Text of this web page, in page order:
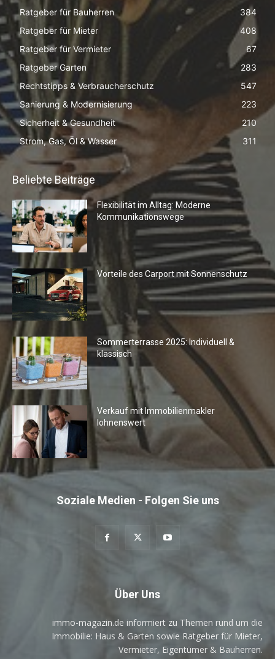
Ratgeber für Bauherren
384
Ratgeber für Mieter
408
Ratgeber für Vermieter
67
Ratgeber Garten
283
Rechtstipps & Verbraucherschutz
547
Sanierung & Modernisierung
223
Sicherheit & Gesundheit
210
Strom, Gas, Öl & Wasser
311
Beliebte Beiträge
Flexibilität im Alltag: Moderne
Kommunikationswege
Vorteile des Carport mit Sonnenschutz
Sommerterrasse 2025: Individuell &
klassisch
Verkauf mit Immobilienmakler
lohnenswert
Soziale Medien - Folgen Sie uns
Über Uns
immo-magazin.de informiert zu Themen rund um die
Immobilie: Haus & Garten sowie Ratgeber für Mieter,
Vermieter, Eigentümer & Bauherren.